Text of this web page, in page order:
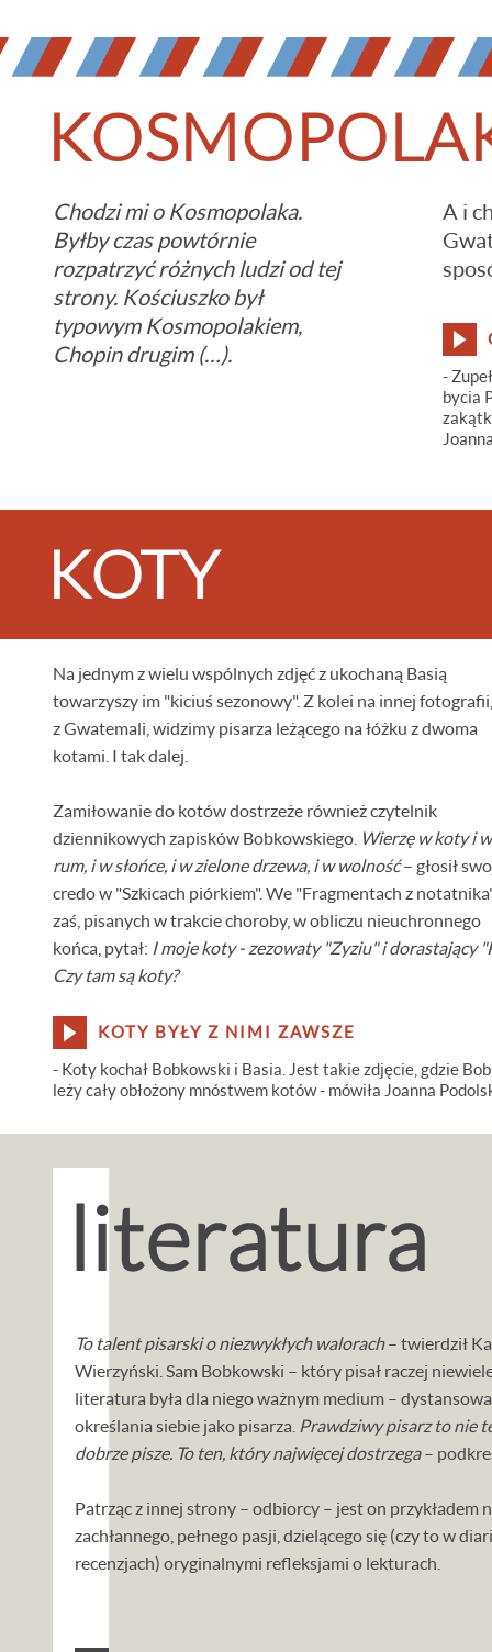
Chodzi mi o Kosmopolaka.
Byłby czas powtórnie
rozpatrzyć różnych ludzi od tej
strony. Kościuszko był
typowym Kosmopolakiem,
Chopin drugim (…).
A i
-
bycia
KOTY
Na jednym z wielu wspólnych zdjęć z ukochaną Basią
towarzyszy im "kiciuś sezonowy". Z kolei na innej
z Gwatemali, widzimy pisarza leżącego na łóżku z dwoma
kotami. I tak dalej.
Zamiłowanie do kotów dostrzeże również czytelnik
dziennikowych zapisków Bobkowskiego. Wierzę w koty i w
rum, i w słońce, i w zielone drzewa, i w wolność– głosił
credo w "Szkicach piórkiem". We "Fragmentach z
zaś, pisanych w trakcie choroby, w obliczu nieuchronnego
końca, pytał: I moje koty - zezowaty "Zyziu" i dorastający
Czy tam są koty?
KOTY BYŁY Z NIMI ZAWSZE
- Koty kochał Bobkowski i Basia. Jest takie zdjęcie, gdzie
leży cały obłożony mnóstwem kotów - mówiła Joanna
literatura
To talent pisarski o niezwykłych walorach– twierdził
Wierzyński. Sam Bobkowski – który pisał raczej
literatura była dla niego ważnym medium –
określania siebie jako pisarza. Prawdziwy pisarz to nie
dobrze pisze. To ten, który najwięcej dostrzega–
Patrząc z innej strony – odbiorcy – jest on przykładem
zachłannego, pełnego pasji, dzielącego się (czy to w
recenzjach) oryginalnymi refleksjami o lekturach.